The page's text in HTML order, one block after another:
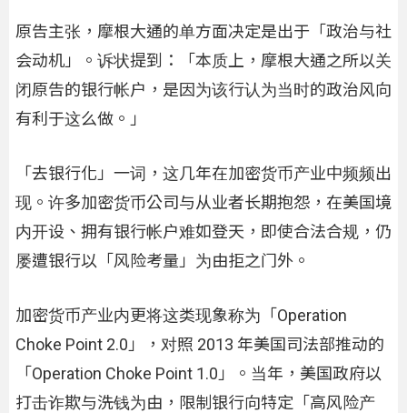
原告主张，摩根大通的单方面决定是出于「政治与社
会动机」。诉状提到：「本质上，摩根大通之所以关
闭原告的银行帐户，是因为该行认为当时的政治风向
有利于这么做。」
「去银行化」一词，这几年在加密货币产业中频频出
现。许多加密货币公司与从业者长期抱怨，在美国境
内开设、拥有银行帐户难如登天，即使合法合规，仍
屡遭银行以「风险考量」为由拒之门外。
加密货币产业内更将这类现象称为「Operation
Choke Point 2.0」，对照 2013 年美国司法部推动的
「Operation Choke Point 1.0」。当年，美国政府以
打击诈欺与洗钱为由，限制银行向特定「高风险产